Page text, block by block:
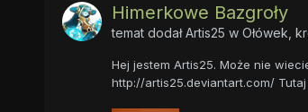
Himerkowe Bazgroły
temat dodałArtis25 w Ołówek,
Hej jestem Artis25. Może nie
http://artis25.deviantart.com/